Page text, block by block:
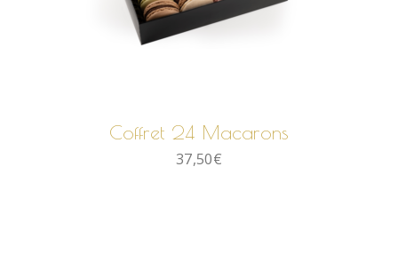
Coffret 24 Macarons
37,50€